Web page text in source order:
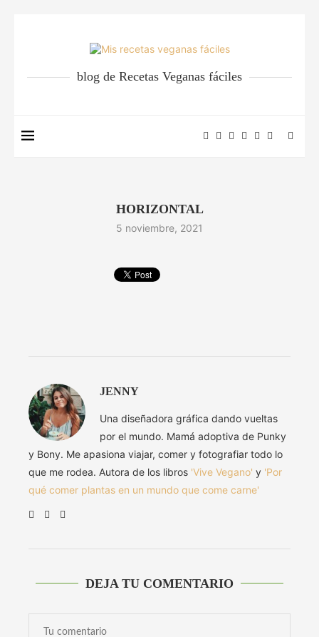
blog de Recetas Veganas fáciles
HORIZONTAL
5 noviembre, 2021
JENNY
Una diseñadora gráfica dando vueltas
por el mundo. Mamá adoptiva de Punky
y Bony. Me apasiona viajar, comer y fotografiar todo lo
que me rodea. Autora de los libros 'Vive Vegano' y 'Por
qué comer plantas en un mundo que come carne'
DEJA TU COMENTARIO